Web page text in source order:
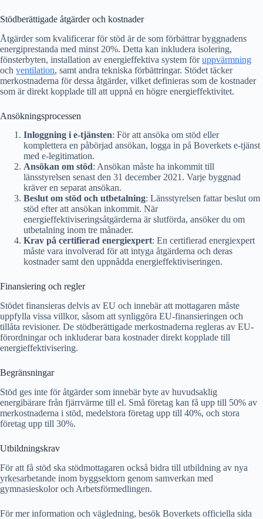
Stödberättigade åtgärder och kostnader
Åtgärder som kvalificerar för stöd är de som förbättrar byggnadens
energiprestanda med minst 20%. Detta kan inkludera isolering,
fönsterbyten, installation av energieffektiva system föruppvärmning
och ventilation, samt andra tekniska förbättringar. Stödet täcker
merkostnaderna för dessa åtgärder, vilket definieras som de kostnader
som är direkt kopplade till att uppnå en högre energieffektivitet.
Ansökningsprocessen
Inloggning i e-tjänsten: För att ansöka om stöd eller
komplettera en påbörjad ansökan, logga in på Boverkets e-tjänst
med e-legitimation.
Ansökan om stöd: Ansökan måste ha inkommit till
länsstyrelsen senast den 31 december 2021. Varje byggnad
kräver en separat ansökan.
Beslut om stöd och utbetalning: Länsstyrelsen fattar beslut om
stöd efter att ansökan inkommit. När
energieffektiviseringsåtgärderna är slutförda, ansöker du om
utbetalning inom tre månader.
Krav på certifierad energiexpert: En certifierad energiexpert
måste vara involverad för att intyga åtgärderna och deras
kostnader samt den uppnådda energieffektiviseringen.
Finansiering och regler
Stödet finansieras delvis av EU och innebär att mottagaren måste
uppfylla vissa villkor, såsom att synliggöra EU-finansieringen och
tillåta revisioner. De stödberättigade merkostnaderna regleras av EU-
förordningar och inkluderar bara kostnader direkt kopplade till
energieffektivisering.
Begränsningar
Stöd ges inte för åtgärder som innebär byte av huvudsaklig
energibärare från fjärrvärme till el. Små företag kan få upp till 50% av
merkostnaderna i stöd, medelstora företag upp till 40%, och stora
företag upp till 30%.
Utbildningskrav
För att få stöd ska stödmottagaren också bidra till utbildning av nya
yrkesarbetande inom byggsektorn genom samverkan med
gymnasieskolor och Arbetsförmedlingen.
För mer information och vägledning, besök Boverkets officiella sida